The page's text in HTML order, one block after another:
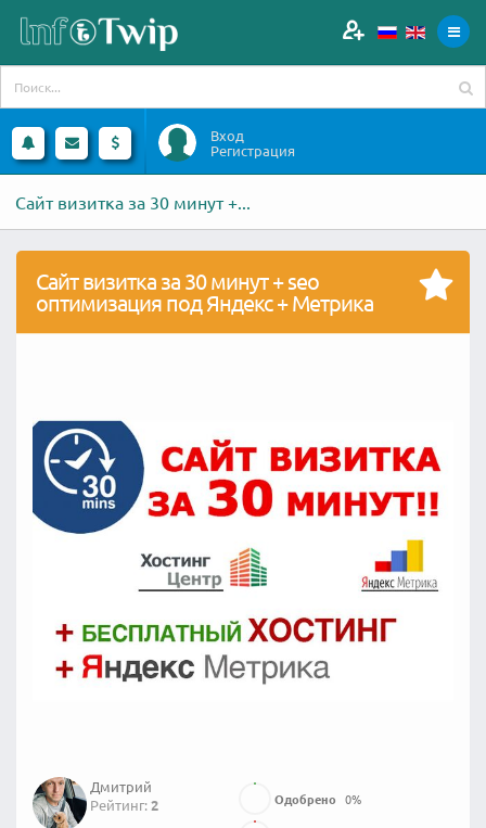
Вход
Регистрация
Сайт визитка за 30 минут +...
Сайт визитка за 30 минут + seo
оптимизация под Яндекс + Метрика
Дмитрий
Рейтинг:2 Одобрено 0%